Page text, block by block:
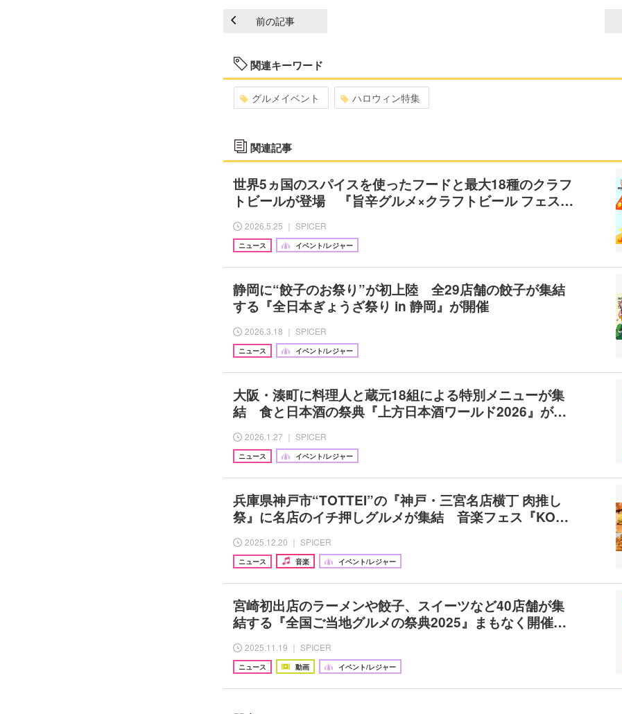
前の記事
関連キーワード
グルメイベント ハロウィン特集
関連記事
世界5ヵ国のスパイスを使ったフードと最大18種のクラフ
トビールが登場 『旨辛グルメ×クラフトビール フェス…
2026.5.25 ｜ SPICER
ニュース イベント/レジャー
静岡に“餃子のお祭り”が初上陸 全29店舗の餃子が集結
する『全日本ぎょうざ祭り in 静岡』が開催
2026.3.18 ｜ SPICER
ニュース イベント/レジャー
大阪・湊町に料理人と蔵元18組による特別メニューが集
結 食と日本酒の祭典『上方日本酒ワールド2026』が…
2026.1.27 ｜ SPICER
ニュース イベント/レジャー
兵庫県神戸市“TOTTEI”の『神戸・三宮名店横丁 肉推し
祭』に名店のイチ押しグルメが集結 音楽フェス『KO…
2025.12.20 ｜ SPICER
ニュース 音楽 イベント/レジャー
宮崎初出店のラーメンや餃子、スイーツなど40店舗が集
結する『全国ご当地グルメの祭典2025』まもなく開催…
2025.11.19 ｜ SPICER
ニュース 動画 イベント/レジャー